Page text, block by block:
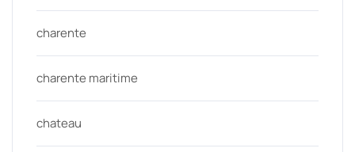
charente
charente maritime
chateau